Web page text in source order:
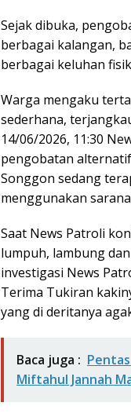
Sejak dibuka,
berbagai kalangan,
berbagai keluhan
Warga mengaku
sederhana,
14/06/2026, 11:30
pengobatan
Songgon sedang
menggunakan
Saat News Patroli
lumpuh, lambung
investigasi News
Terima Tukiran
yang di deritanya
Baca juga :
Miftahul Jannah